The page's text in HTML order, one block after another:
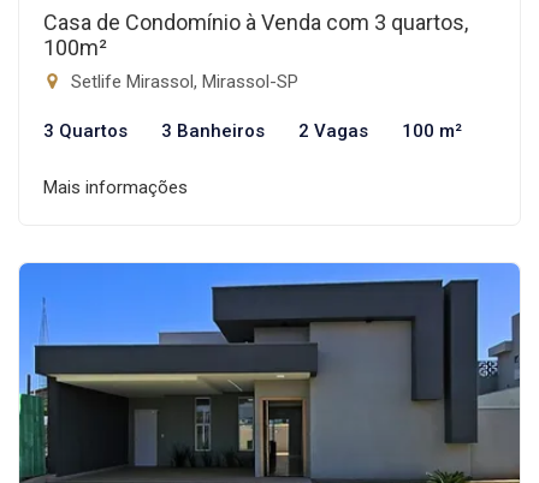
Casa de Condomínio à Venda com 3 quartos,
100m²
Setlife Mirassol, Mirassol-SP
3 Quartos 3 Banheiros 2 Vagas 100 m²
Mais informações